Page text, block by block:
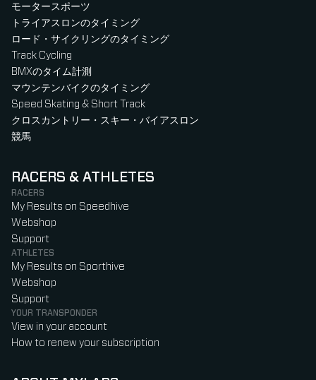
モータースポーツ
トライアスロンのタイミング
ロード・サイクリングのタイミング
Track Cycling
BMXのタイム計測
マウンテンバイクのタイミング
Speed Skating & Short Track
クロスカントリー・スキー・バイアスロン
競馬
RACERS & ATHLETES
RACERS
My Results on Speedhive
Webshop
Support
ATHLETES
My Results on Sporthive
Webshop
Support
YOUR TRANSPONDER
View in your account
How to renew your subscription